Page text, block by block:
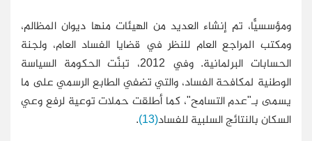
ومؤسسيًّا، تم إنشاء العديد من الهيئات منها ديوان المظالم،
ومكتب المراجع العام للنظر في قضايا الفساد العام، ولجنة
الحسابات البرلمانية. وفي 2012، تبنَّت الحكومة السياسة
الوطنية لمكافحة الفساد، والتي تضفي الطابع الرسمي على ما
يسمى بـ"عدم التسامح"، كما أطلقت حملات توعية لرفع وعي
السكان بالنتائج السلبية للفساد(13)
.